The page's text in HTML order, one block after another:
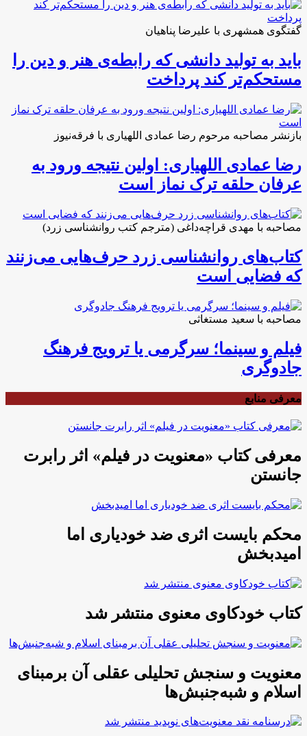
گفتگوی همشهری با علیرضا پناهیان
باید به تولید دانشی که رابطه‌ی هنر و دین را
مستحکم‌تر کند پرداخت
بازنشر مصاحبه مرحوم رضا عمادی اللهیاری با فرقه‌نیوز
رضا عمادی اللهیاری: اولین نتیجه ورود به
عرفان حلقه ترک نماز است
مصاحبه با مهدی قراچه‌داغی (مترجم کتب روانشناسی زرد)
کتاب‌های روانشناسی زرد حرف‌هایی می‌زنند
که فضایی است
مصاحبه با سعید مستغاثی
فیلم و سینما؛ سرگرمی یا ترویج فرهنگ
جادوگری
معرفی منابع
معرفی کتاب «معنویت در فیلم» اثر رابرت
جانستن
محکم بایست اثری ضد خودیاری اما
امیدبخش
کتاب خودکاوی معنوی منتشر شد
معنویت و سنجش تحلیلی عقلی آن برمبنای
اسلام و شبه‌جنبش‌ها